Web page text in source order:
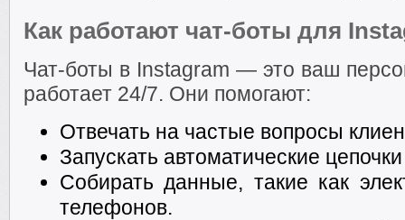
Как работают чат-боты для
Чат-боты в Instagram — это ваш
работает 24/7. Они помогают:
Отвечать на частые вопросы
Запускать автоматические
Собирать данные, такие как
телефонов.